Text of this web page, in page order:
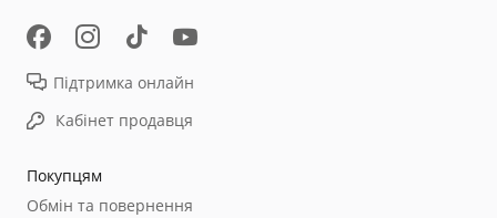
Покупцям
Обмін та повернення
Підтримка онлайн
Кабінет продавця